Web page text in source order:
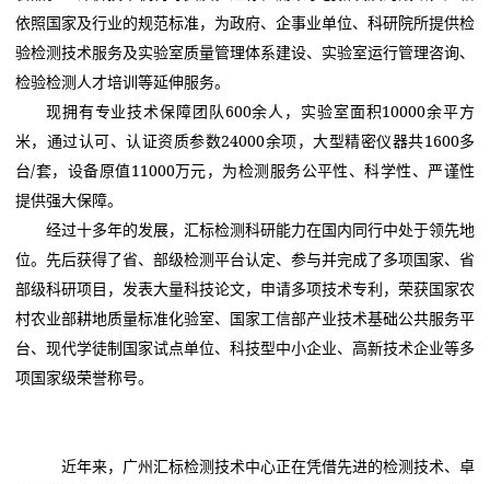
依照国家及行业的规范标准，为政府、企事业单位、科研院所提供检
验检测技术服务及实验室质量管理体系建设、实验室运行管理咨询、
检验检测人才培训等延伸服务。
现拥有专业技术保障团队600余人，实验室面积10000余平方
米，通过认可、认证资质参数24000余项，大型精密仪器共1600多
台/套，设备原值11000万元，为检测服务公平性、科学性、严谨性
提供强大保障。
经过十多年的发展，汇标检测科研能力在国内同行中处于领先地
位。先后获得了省、部级检测平台认定、参与并完成了多项国家、省
部级科研项目，发表大量科技论文，申请多项技术专利，荣获国家农
村农业部耕地质量标准化验室、国家工信部产业技术基础公共服务平
台、现代学徒制国家试点单位、科技型中小企业、高新技术企业等多
项国家级荣誉称号。
近年来，广州汇标检测技术中心正在凭借先进的检测技术、卓